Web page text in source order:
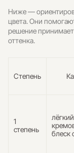
Ниже —
цвета. Они
решение
оттенка.
Степень
1
степень
блеск